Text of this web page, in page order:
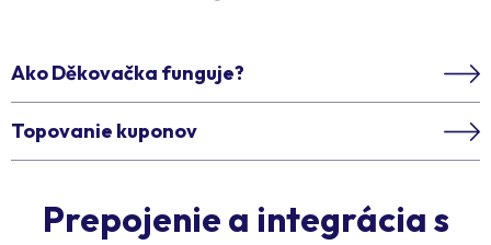
Ako Děkovačka funguje?
Topovanie kuponov
Prepojenie a integrácia s